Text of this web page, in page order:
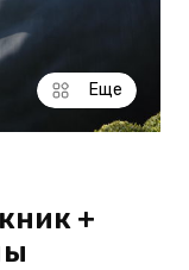
Еще
+